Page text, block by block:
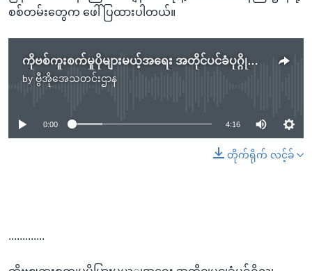
စစ်တမ်းတွေက ဖေါ်ပြထားပါတယ်။
ကိုဗစ်ကူးစက်မှုပိုများမယ့်အရေး အတိုင်ပင်ခံပုဂ္ဂိုလ် သတိပေး
by ဗွီအိုအေသတင်းဌာန
No media source currently available
0:00 4:16
တိုက်ရိုက် လင့်ခ်
.............